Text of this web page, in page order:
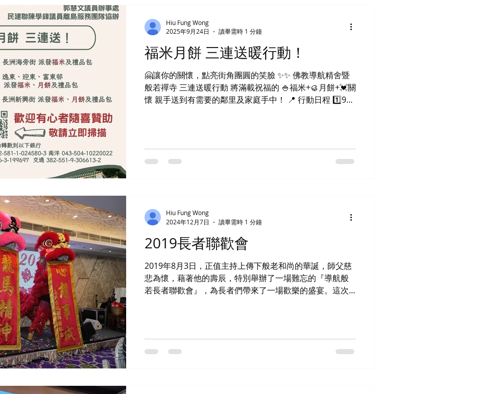
福米月餅 三連送暖行動！
🤗讓你的關懷，點亮街角團圓的笑臉 ✨✨ 佛教導航精舍暨
般若禪寺 三連送暖行動 將滿載祝福的 🍚福米+🥮月餅+💓關
懷 親手送到有需要的鄰里及家庭手中！ 📍 行動日程 1️⃣9月
息 善心同行 📢 立即行動 掃描海報上的 QR 或進入
https://www.bnv.org.hk/donation1 隨喜贊助！ 讓我們攜
Hiu Fung Wong
2025年9月24日
讀畢需時 1 分鐘
2019長者聯歡會
2019年8月3日，正值主持上傳下般老和尚的華誕，師父慈
悲為懷，藉著他的壽辰，特別舉辦了一場難忘的『導航般
若長者聯歡會』，為長者們帶來了一場歡樂的盛宴。這次
激眾多善心人士的贊助，讓長者們接收這滿滿愛心的福
包。還有很多精彩的演出，特別鳴謝眾多表演者為這次活
Hiu Fung Wong
2024年12月7日
讀畢需時 1 分鐘